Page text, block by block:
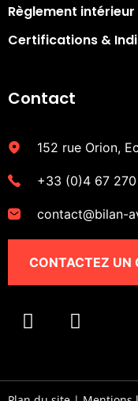
Règlement intérieur
Certifications &
Contact
152 rue Orion,
+33 (0)4 67 270
contact@bilan-
CONTACTEZ UN